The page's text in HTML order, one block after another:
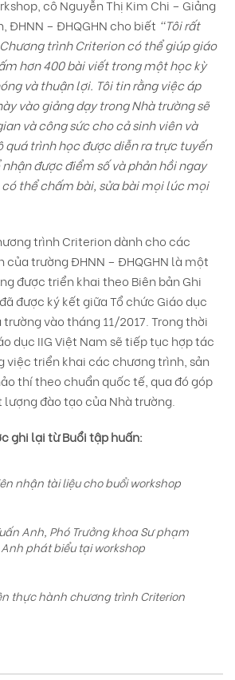
cô Nguyễn Thị Kim Chi – Giảng
ĐHNN – ĐHQGHN cho biết “Tôi rất
trình Criterion có thể giúp giáo
hơn 400 bài viết trong một học kỳ
và thuận lợi. Tôi tin rằng việc áp
vào giảng dạy trong Nhà trường sẽ
và công sức cho cả sinh viên và
quá trình học được diễn ra trực tuyến
được điểm số và phản hồi ngay
thể chấm bài, sửa bài mọi lúc mọi
trình Criterion dành cho các
của trường ĐHNN – ĐHQGHN là một
được triển khai theo Biên bản Ghi
được ký kết giữa Tổ chức Giáo dục
trường vào tháng 11/2017. Trong thời
dục IIG Việt Nam sẽ tiếp tục hợp tác
việc triển khai các chương trình, sản
thí theo chuẩn quốc tế, qua đó góp
đào tạo của Nhà trường.
ghi lại từ Buổi tập huấn:
nhận tài liệu cho buổi workshop
Anh, Phó Trưởng khoa Sư phạm
Anh phát biểu tại workshop
thực hành chương trình Criterion